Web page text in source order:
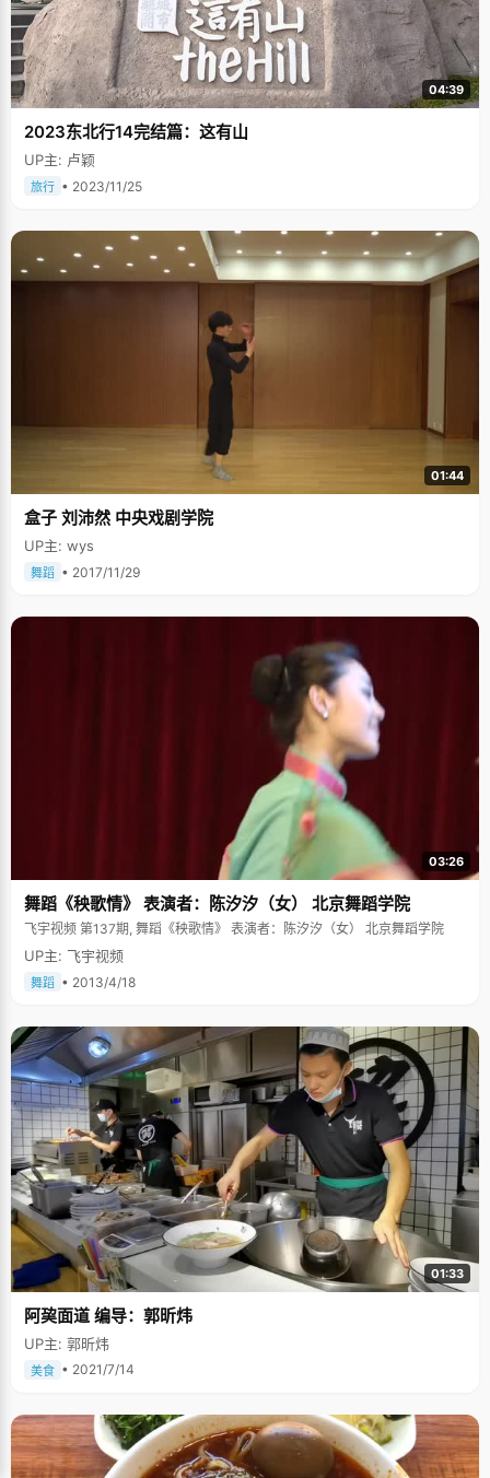
04:39
2023东北行14完结篇：这有山
UP主: 卢颖
旅行 • 2023/11/25
01:44
盒子 刘沛然 中央戏剧学院
UP主: wys
舞蹈 • 2017/11/29
03:26
舞蹈《秧歌情》 表演者：陈汐汐（女） 北京舞蹈学院
飞宇视频 第137期, 舞蹈《秧歌情》 表演者：陈汐汐（女） 北京舞蹈学院
UP主: 飞宇视频
舞蹈 • 2013/4/18
01:33
阿巭面道 编导：郭昕炜
UP主: 郭昕炜
美食 • 2021/7/14